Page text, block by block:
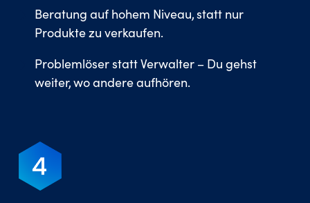
Beratung auf hohem Niveau, statt nur
Produkte zu verkaufen.
Problemlöser statt Verwalter – Du gehst
weiter, wo andere aufhören.